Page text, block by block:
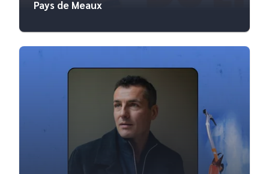
Pays de Meaux